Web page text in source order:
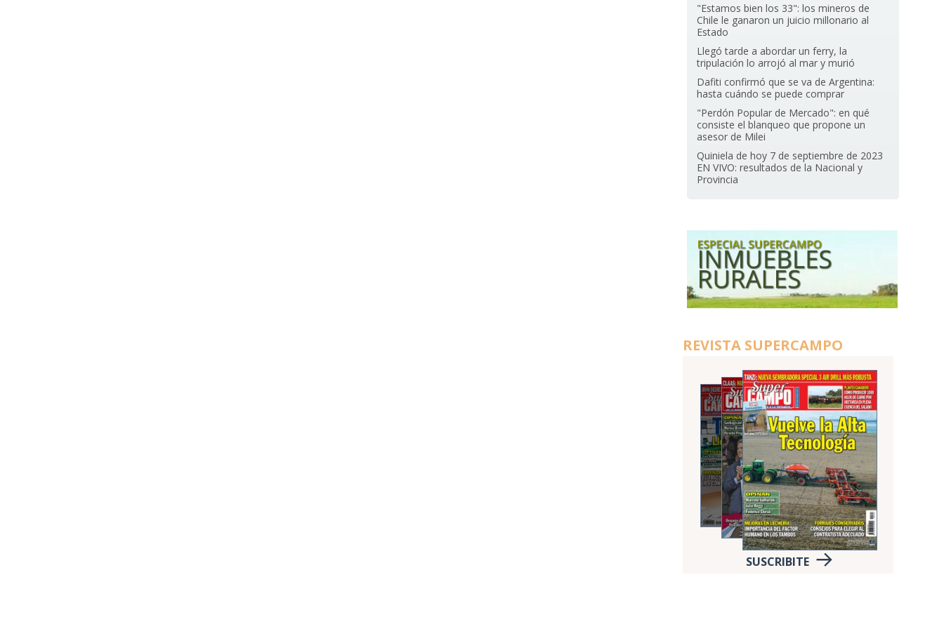
"Estamos bien los 33": los mineros de
Chile le ganaron un juicio millonario al
Estado
Llegó tarde a abordar un ferry, la
tripulación lo arrojó al mar y murió
Dafiti confirmó que se va de Argentina:
hasta cuándo se puede comprar
"Perdón Popular de Mercado": en qué
consiste el blanqueo que propone un
asesor de Milei
Quiniela de hoy 7 de septiembre de 2023
EN VIVO: resultados de la Nacional y
Provincia
REVISTA SUPERCAMPO
SUSCRIBITE